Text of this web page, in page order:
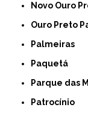
Novo Ouro
Ouro Preto
Palmeiras
Paquetá
Parque das
Patrocínio